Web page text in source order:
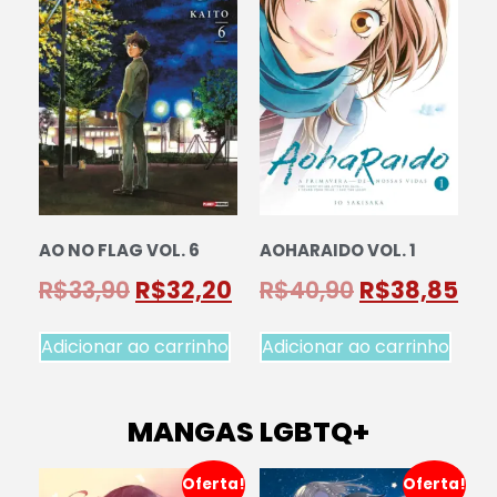
AO NO FLAG VOL. 6
R$33,90 R$32,20
Adicionar ao carrinho
AOHARAIDO VOL. 1
R$40,90 R$38,85
Adicionar ao carrinho
MANGAS LGBTQ+
Oferta! Oferta!